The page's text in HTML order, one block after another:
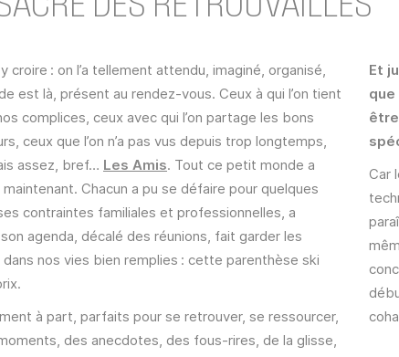
croire : on l’a tellement attendu, imaginé, organisé,
est là, présent au rendez-vous. Ceux à qui l’on tient
complices, ceux avec qui l’on partage les bons
ceux que l’on n’a pas vus depuis trop longtemps,
assez, bref… Les Amis. Tout ce petit monde a
Chacun a pu se défaire pour quelques
contraintes familiales et professionnelles, a
agenda, décalé des réunions, fait garder les
nos vies bien remplies : cette parenthèse ski
à part, parfaits pour se retrouver, se ressourcer,
des anecdotes, des fous-rires, de la glisse,
Et
que
Car